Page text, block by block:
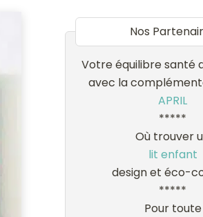
Nos
Votre équilibre santé
avec la
APRIL
*****
Où trouver
lit enfant
design et éco-
*****
Pour toute